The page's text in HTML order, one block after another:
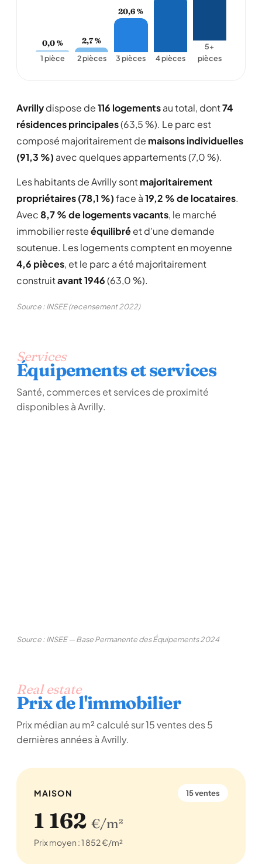
0,0 %
1 pièce
2,7 %
2 pièces
20,6 %
3 pièces 4 pièces
5+
pièces
Avrillydispose de116 logementsau total, dont74
résidences principales(63,5 %). Le parc est
composé majoritairement de maisons individuelles
(91,3 %) avec quelques appartements (7,0 %).
Les habitants de Avrilly sontmajoritairement
propriétaires (78,1 %)face à19,2 % de locataires.
Avec8,7 % de logements vacants, le marché
immobilier resteéquilibréet d'une demande
soutenue. Les logements comptent en moyenne
4,6 pièces, et le parc a été majoritairement
construitavant 1946(63,0 %).
Source : INSEE (recensement 2022)
Services
Équipements et services
Santé, commerces et services de proximité
disponibles à Avrilly.
Source : INSEE — Base Permanente des Équipements 2024
Real estate
Prix de l'immobilier
Prix médian au m² calculé sur 15 ventes des 5
dernières années à Avrilly.
MAISON 15 ventes
1 162 €/m²
Prix moyen : 1 852 €/m²